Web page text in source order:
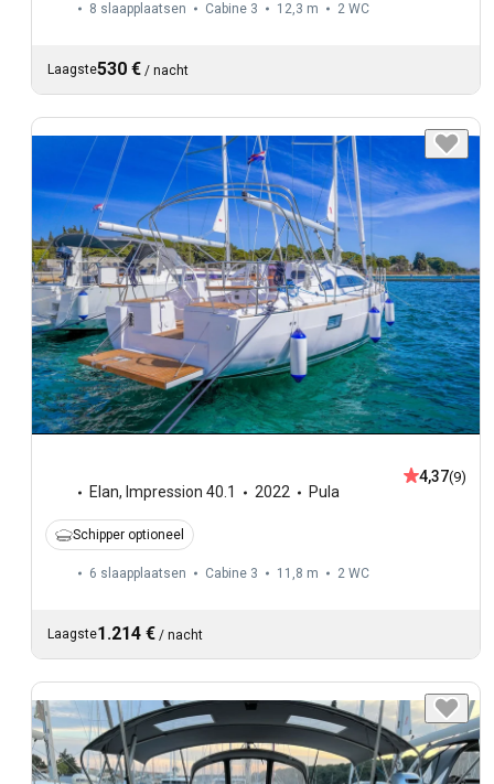
8 slaapplaatsen Cabine 3 12,3 m 2 WC
Laagste530 € / nacht
Elan, Impression 40.1 2022 Pula
4,37(9)
Schipper optioneel
6 slaapplaatsen Cabine 3 11,8 m 2 WC
Laagste1.214 € / nacht